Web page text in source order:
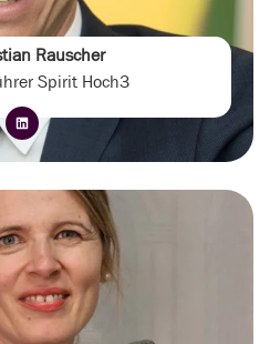
Rauscher
Spirit Hoch3